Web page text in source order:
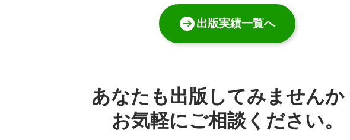
出版実績一覧へ
あなたも出版してみませんか
お気軽にご相談ください。